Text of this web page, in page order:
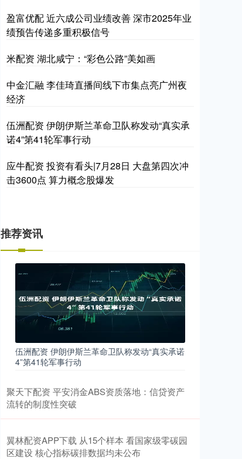
盈富优配 近六成公司业绩改善 深市2025年业
绩预告传递多重积极信号
米配资 湖北咸宁：“彩色公路”美如画
中金汇融 李佳琦直播间线下市集点亮广州夜
经济
伍洲配资 伊朗伊斯兰革命卫队称发动“真实承
诺4”第41轮军事行动
应牛配资 投资有看头|7月28日 大盘第四次冲
击3600点 算力概念股爆发
推荐资讯
伍洲配资 伊朗伊斯兰革命卫队称发动“真实承诺
4”第41轮军事行动
聚天下配资 平安消金ABS资质落地：信贷资产
流转的制度性突破
翼林配资APP下载 从15个样本 看国家级零碳园
区建设 核心指标碳排数据均未公布